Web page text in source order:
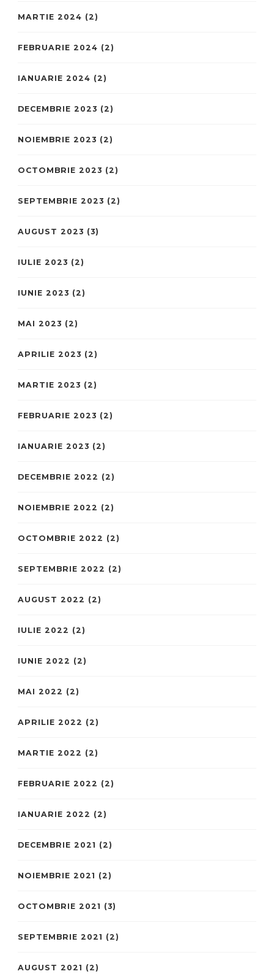
MARTIE 2024 (2)
FEBRUARIE 2024 (2)
IANUARIE 2024 (2)
DECEMBRIE 2023 (2)
NOIEMBRIE 2023 (2)
OCTOMBRIE 2023 (2)
SEPTEMBRIE 2023 (2)
AUGUST 2023 (3)
IULIE 2023 (2)
IUNIE 2023 (2)
MAI 2023 (2)
APRILIE 2023 (2)
MARTIE 2023 (2)
FEBRUARIE 2023 (2)
IANUARIE 2023 (2)
DECEMBRIE 2022 (2)
NOIEMBRIE 2022 (2)
OCTOMBRIE 2022 (2)
SEPTEMBRIE 2022 (2)
AUGUST 2022 (2)
IULIE 2022 (2)
IUNIE 2022 (2)
MAI 2022 (2)
APRILIE 2022 (2)
MARTIE 2022 (2)
FEBRUARIE 2022 (2)
IANUARIE 2022 (2)
DECEMBRIE 2021 (2)
NOIEMBRIE 2021 (2)
OCTOMBRIE 2021 (3)
SEPTEMBRIE 2021 (2)
AUGUST 2021 (2)